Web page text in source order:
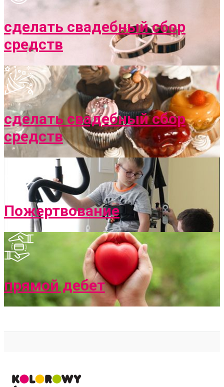
сделать свадебный сбор
средств
сделать свадебный сбор
средств
Пожертвование
прямой дебет